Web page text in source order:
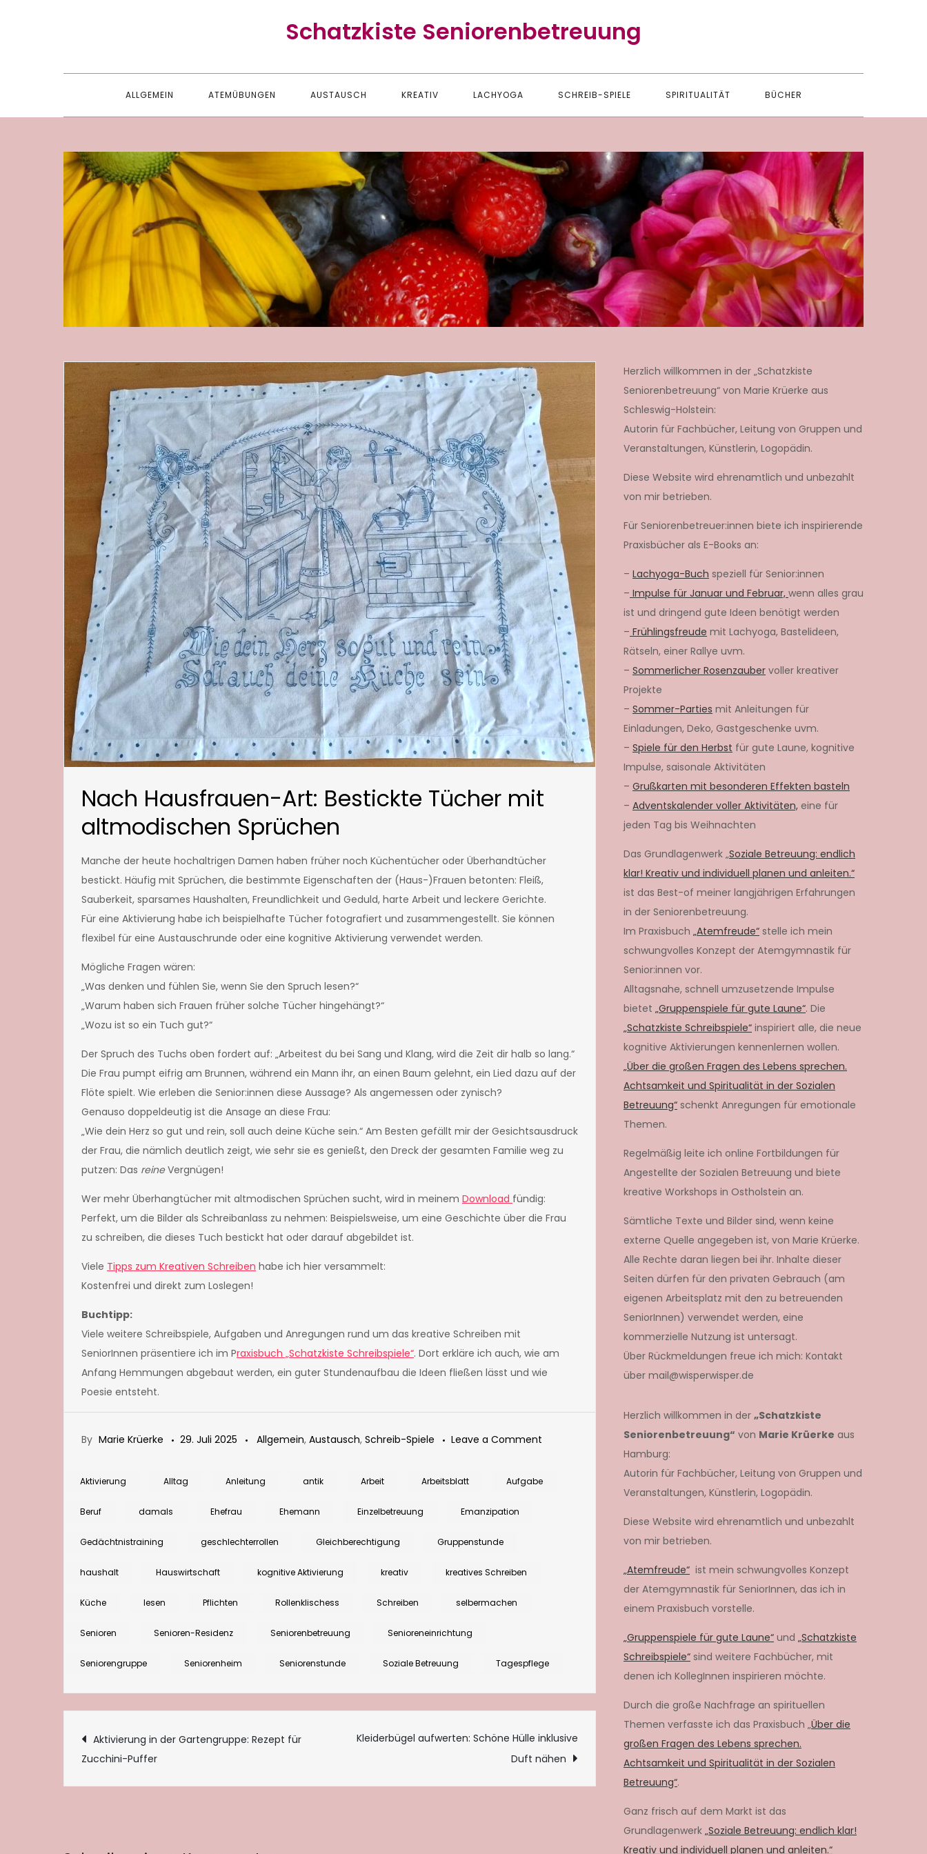
Schatzkiste Seniorenbetreuung
ALLGEMEIN ATEMÜBUNGEN AUSTAUSCH KREATIV LACHYOGA SCHREIB-SPIELE SPIRITUALITÄT BÜCHER
Nach Hausfrauen-Art: Bestickte Tücher mit
altmodischen Sprüchen
Manche der heute hochaltrigen Damen haben früher noch Küchentücher oder Überhandtücher
bestickt. Häufig mit Sprüchen, die bestimmte Eigenschaften der (Haus-)Frauen betonten: Fleiß,
Sauberkeit, sparsames Haushalten, Freundlichkeit und Geduld, harte Arbeit und leckere Gerichte.
Für eine Aktivierung habe ich beispielhafte Tücher fotografiert und zusammengestellt. Sie können
flexibel für eine Austauschrunde oder eine kognitive Aktivierung verwendet werden.
Mögliche Fragen wären:
„Was denken und fühlen Sie, wenn Sie den Spruch lesen?“
„Warum haben sich Frauen früher solche Tücher hingehängt?“
„Wozu ist so ein Tuch gut?“
Der Spruch des Tuchs oben fordert auf: „Arbeitest du bei Sang und Klang, wird die Zeit dir halb so lang.“
Die Frau pumpt eifrig am Brunnen, während ein Mann ihr, an einen Baum gelehnt, ein Lied dazu auf der
Flöte spielt. Wie erleben die Senior:innen diese Aussage? Als angemessen oder zynisch?
Genauso doppeldeutig ist die Ansage an diese Frau:
„Wie dein Herz so gut und rein, soll auch deine Küche sein.“ Am Besten gefällt mir der Gesichtsausdruck
der Frau, die nämlich deutlich zeigt, wie sehr sie es genießt, den Dreck der gesamten Familie weg zu
putzen: Das reineVergnügen!
Wer mehr Überhangtücher mit altmodischen Sprüchen sucht, wird in meinem Download fündig:
Perfekt, um die Bilder als Schreibanlass zu nehmen: Beispielsweise, um eine Geschichte über die Frau
zu schreiben, die dieses Tuch bestickt hat oder darauf abgebildet ist.
Viele Tipps zum Kreativen Schreiben habe ich hier versammelt:
Kostenfrei und direkt zum Loslegen!
Buchtipp:
Viele weitere Schreibspiele, Aufgaben und Anregungen rund um das kreative Schreiben mit
SeniorInnen präsentiere ich im Praxisbuch „Schatzkiste Schreibspiele“. Dort erkläre ich auch, wie am
Anfang Hemmungen abgebaut werden, ein guter Stundenaufbau die Ideen fließen lässt und wie
Poesie entsteht.
By Marie Krüerke 29. Juli 2025 Allgemein, Austausch, Schreib-Spiele Leave a Comment
Hausfrauen-
Aktivierung Alltag Anleitung antik Arbeit Arbeitsblatt Aufgabe
Beruf damals Ehefrau Ehemann Einzelbetreuung Emanzipation
Gedächtnistraining geschlechterrollen Gleichberechtigung Gruppenstunde
haushalt Hauswirtschaft kognitive Aktivierung kreativ kreatives Schreiben
Küche lesen Pflichten Rollenklischess Schreiben selbermachen
Senioren Senioren-Residenz Seniorenbetreuung Senioreneinrichtung
Seniorengruppe Seniorenheim Seniorenstunde Soziale Betreuung Tagespflege
Beitragsnavigation
Aktivierung in der Gartengruppe: Rezept für
Zucchini-Puffer
Kleiderbügel aufwerten: Schöne Hülle inklusive
Duft nähen
Herzlich willkommen in der „Schatzkiste
Seniorenbetreuung“ von Marie Krüerke aus
Schleswig-Holstein:
Autorin für Fachbücher, Leitung von Gruppen und
Veranstaltungen, Künstlerin, Logopädin.
Diese Website wird ehrenamtlich und unbezahlt
von mir betrieben.
Für Seniorenbetreuer:innen biete ich inspirierende
Praxisbücher als E-Books an:
– Lachyoga-Buch speziell für Senior:innen
– Impulse für Januar und Februar, wenn alles grau
ist und dringend gute Ideen benötigt werden
– Frühlingsfreude mit Lachyoga, Bastelideen,
Rätseln, einer Rallye uvm.
– Sommerlicher Rosenzauber voller kreativer
Projekte
– Sommer-Parties mit Anleitungen für
Einladungen, Deko, Gastgeschenke uvm.
– Spiele für den Herbst für gute Laune, kognitive
Impulse, saisonale Aktivitäten
– Grußkarten mit besonderen Effekten basteln
– Adventskalender voller Aktivitäten, eine für
jeden Tag bis Weihnachten
Das Grundlagenwerk „Soziale Betreuung: endlich
klar! Kreativ und individuell planen und anleiten.“
ist das Best-of meiner langjährigen Erfahrungen
in der Seniorenbetreuung.
Im Praxisbuch „Atemfreude“ stelle ich mein
schwungvolles Konzept der Atemgymnastik für
Senior:innen vor.
Alltagsnahe, schnell umzusetzende Impulse
bietet „Gruppenspiele für gute Laune“. Die
„Schatzkiste Schreibspiele“ inspiriert alle, die neue
kognitive Aktivierungen kennenlernen wollen.
„Über die großen Fragen des Lebens sprechen.
Achtsamkeit und Spiritualität in der Sozialen
Betreuung“ schenkt Anregungen für emotionale
Themen.
Regelmäßig leite ich online Fortbildungen für
Angestellte der Sozialen Betreuung und biete
kreative Workshops in Ostholstein an.
Sämtliche Texte und Bilder sind, wenn keine
externe Quelle angegeben ist, von Marie Krüerke.
Alle Rechte daran liegen bei ihr. Inhalte dieser
Seiten dürfen für den privaten Gebrauch (am
eigenen Arbeitsplatz mit den zu betreuenden
SeniorInnen) verwendet werden, eine
kommerzielle Nutzung ist untersagt.
Über Rückmeldungen freue ich mich: Kontakt
über mail@wisperwisper.de
Herzlich willkommen in der „Schatzkiste
Seniorenbetreuung“ von Marie Krüerke aus
Hamburg:
Autorin für Fachbücher, Leitung von Gruppen und
Veranstaltungen, Künstlerin, Logopädin.
Diese Website wird ehrenamtlich und unbezahlt
von mir betrieben.
„Atemfreude“ ist mein schwungvolles Konzept
der Atemgymnastik für SeniorInnen, das ich in
einem Praxisbuch vorstelle.
„Gruppenspiele für gute Laune“ und „Schatzkiste
Schreibspiele“ sind weitere Fachbücher, mit
denen ich KollegInnen inspirieren möchte.
Durch die große Nachfrage an spirituellen
Themen verfasste ich das Praxisbuch „Über die
großen Fragen des Lebens sprechen.
Achtsamkeit und Spiritualität in der Sozialen
Betreuung“.
Ganz frisch auf dem Markt ist das
Grundlagenwerk „Soziale Betreuung: endlich klar!
Kreativ und individuell planen und anleiten.“